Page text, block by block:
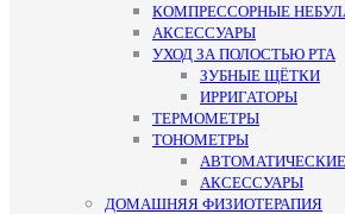
КОМПРЕССОРНЫЕ
АКСЕССУАРЫ
УХОД ЗА ПОЛОСТЬЮ РТА
ЗУБНЫЕ ЩЁТКИ
ИРРИГАТОРЫ
ТЕРМОМЕТРЫ
ТОНОМЕТРЫ
АВТОМАТИЧЕСКИЕ
АКСЕССУАРЫ
ДОМАШНЯЯ ФИЗИОТЕРАПИЯ